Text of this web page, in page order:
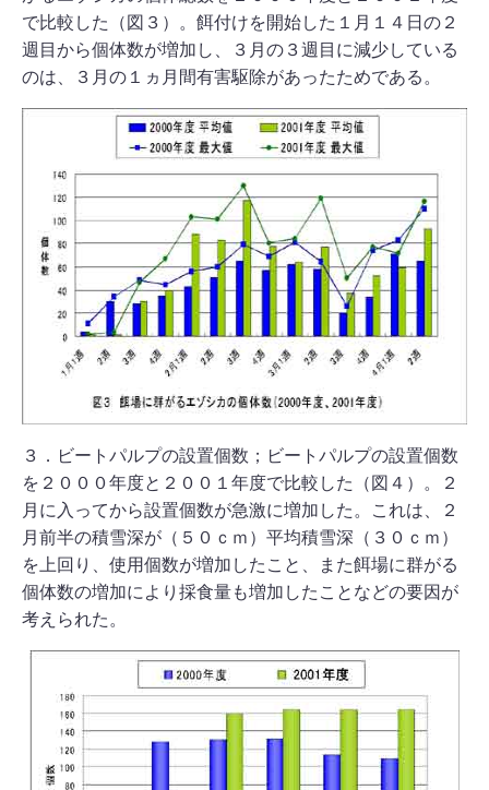
で比較した（図３）。餌付けを開始した１月１４日の２
週目から個体数が増加し、３月の３週目に減少している
のは、３月の１ヵ月間有害駆除があったためである。
３．ビートパルプの設置個数；ビートパルプの設置個数
を２０００年度と２００１年度で比較した（図４）。２
月に入ってから設置個数が急激に増加した。これは、２
月前半の積雪深が（５０ｃｍ）平均積雪深（３０ｃｍ）
を上回り、使用個数が増加したこと、また餌場に群がる
個体数の増加により採食量も増加したことなどの要因が
考えられた。